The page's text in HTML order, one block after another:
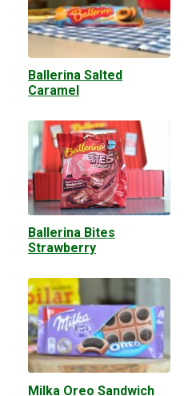
Ballerina Salted
Caramel
Ballerina Bites
Strawberry
Milka Oreo Sandwich